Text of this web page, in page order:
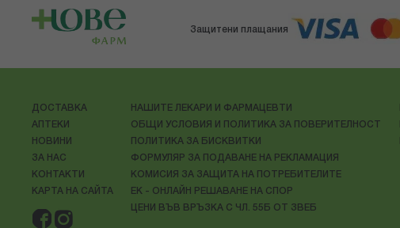
Защитени плащания
ДОСТАВКА
АПТЕКИ
НОВИНИ
ЗА НАС
КОНТАКТИ
КАРТА НА САЙТА
НАШИТЕ ЛЕКАРИ И ФАРМАЦЕВТИ
ОБЩИ УСЛОВИЯ И ПОЛИТИКА ЗА ПОВЕРИТЕЛНОСТ
ПОЛИТИКА ЗА БИСКВИТКИ
ФОРМУЛЯР ЗА ПОДАВАНЕ НА РЕКЛАМАЦИЯ
КОМИСИЯ ЗА ЗАЩИТА НА ПОТРЕБИТЕЛИТЕ
ЕК - ОНЛАЙН РЕШАВАНЕ НА СПОР
ЦЕНИ ВЪВ ВРЪЗКА С ЧЛ. 55Б ОТ ЗВЕБ